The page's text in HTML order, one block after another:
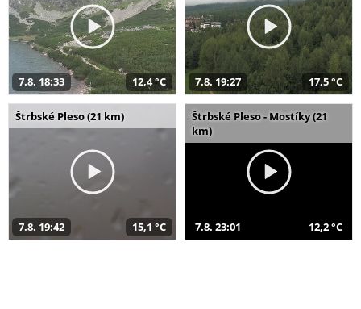
7.8. 18:33 12,4 °C 7.8. 19:27 17,5 °C
Štrbské Pleso (21 km)
7.8. 19:42 15,1 °C
Štrbské Pleso - Mostíky (21
km)
7.8. 23:01 12,2 °C